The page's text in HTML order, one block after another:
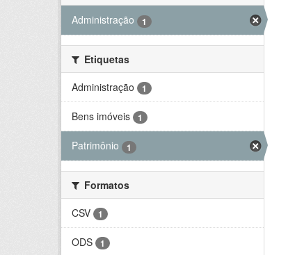
Administração
1
Etiquetas
Administração
1
Bens imóveis 1
Patrimônio 1
Formatos
CSV
1
ODS 1